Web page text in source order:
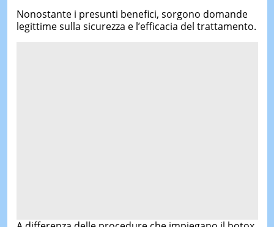
Nonostante i presunti benefici, sorgono domande
legittime sulla sicurezza e l’efficacia del trattamento.